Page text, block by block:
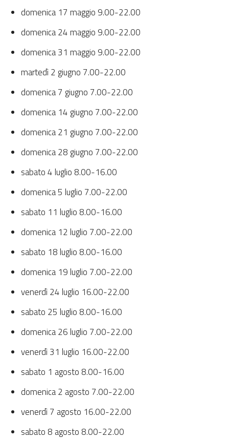
domenica 17 maggio 9.00-22.00
domenica 24 maggio 9.00-22.00
domenica 31 maggio 9.00-22.00
martedì 2 giugno 7.00-22.00
domenica 7 giugno 7.00-22.00
domenica 14 giugno 7.00-22.00
domenica 21 giugno 7.00-22.00
domenica 28 giugno 7.00-22.00
sabato 4 luglio 8.00-16.00
domenica 5 luglio 7.00-22.00
sabato 11 luglio 8.00-16.00
domenica 12 luglio 7.00-22.00
sabato 18 luglio 8.00-16.00
domenica 19 luglio 7.00-22.00
venerdì 24 luglio 16.00-22.00
sabato 25 luglio 8.00-16.00
domenica 26 luglio 7.00-22.00
venerdì 31 luglio 16.00-22.00
sabato 1 agosto 8.00-16.00
domenica 2 agosto 7.00-22.00
venerdì 7 agosto 16.00-22.00
sabato 8 agosto 8.00-22.00